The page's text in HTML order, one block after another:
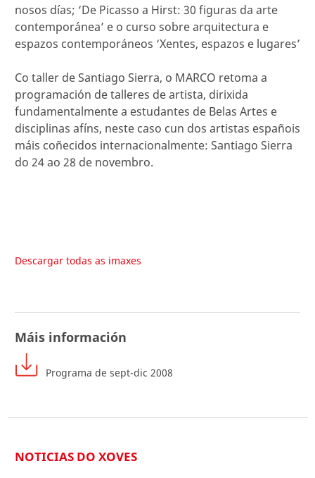
nosos días; ‘De Picasso a Hirst: 30 figuras da arte
contemporánea’ e o curso sobre arquitectura e
espazos contemporáneos ‘Xentes, espazos e lugares’
Co taller de Santiago Sierra, o MARCO retoma a
programación de talleres de artista, dirixida
fundamentalmente a estudantes de Belas Artes e
disciplinas afíns, neste caso cun dos artistas españois
máis coñecidos internacionalmente: Santiago Sierra
do 24 ao 28 de novembro.
Descargar todas as imaxes
Máis información
Programa de sept-dic 2008
NOTICIAS DO XOVES